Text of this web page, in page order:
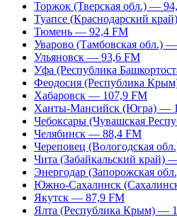
Торжок (Тверская обл.) —
Туапсе (Краснодарский
Тюмень — 92,4 FM
Уварово (Тамбовская обл.)
Ульяновск — 93,6 FM
Уфа (Республика
Феодосия (Республика
Хабаровск — 107,9 FM
Ханты-Мансийск (Югра) —
Чебоксары (Чувашская
Челябинск — 88,4 FM
Череповец (Вологодская
Чита (Забайкальский край)
Энергодар (Запорожская
Южно-Сахалинск
Якутск — 87,9 FM
Ялта (Республика Крым) —